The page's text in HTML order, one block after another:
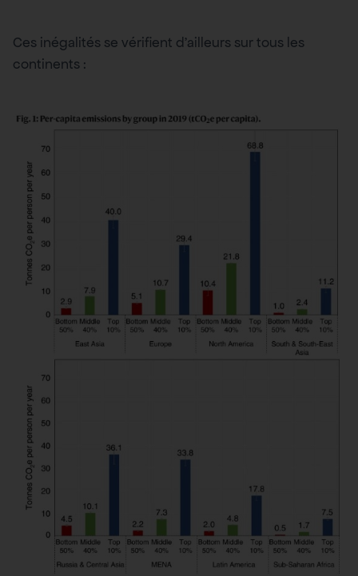
Ces inégalités se vérifient d’ailleurs sur tous les
continents :